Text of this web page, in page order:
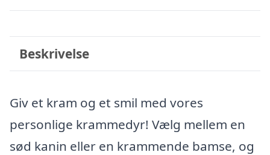
Beskrivelse
Giv et kram og et smil med vores
personlige krammedyr! Vælg mellem en
sød kanin eller en krammende bamse, og